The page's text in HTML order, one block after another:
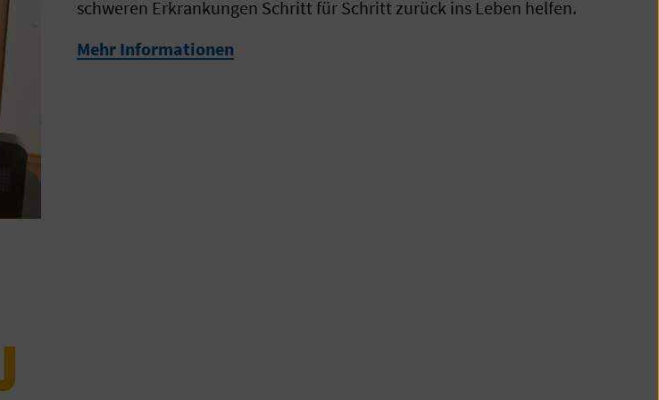
schweren Erkrankungen Schritt für Schritt zurück ins Leben helfen.
Mehr Informationen